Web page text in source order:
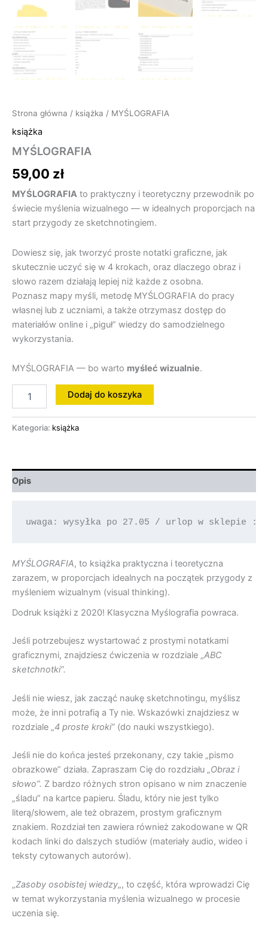
Strona główna / książka / MYŚLOGRAFIA
książka
MYŚLOGRAFIA
59,00 zł
MYŚLOGRAFIA to praktyczny i teoretyczny przewodnik po
świecie myślenia wizualnego — w idealnych proporcjach na
start przygody ze sketchnotingiem.
Dowiesz się, jak tworzyć proste notatki graficzne, jak
skutecznie uczyć się w 4 krokach, oraz dlaczego obraz i
słowo razem działają lepiej niż każde z osobna.
Poznasz mapy myśli, metodę MYŚLOGRAFIA do pracy
własnej lub z uczniami, a także otrzymasz dostęp do
materiałów online i „piguł” wiedzy do samodzielnego
wykorzystania.
MYŚLOGRAFIA — bo warto myśleć wizualnie.
Dodaj do koszyka
Kategoria: książka
Opis
uwaga: wysyłka po 27.05 / urlop w sklepie :-)
MYŚLOGRAFIA, to książka praktyczna i teoretyczna
zarazem, w proporcjach idealnych na początek przygody z
myśleniem wizualnym (visual thinking).
Dodruk książki z 2020! Klasyczna Myślografia powraca.
Jeśli potrzebujesz wystartować z prostymi notatkami
graficznymi, znajdziesz ćwiczenia w rozdziale „ABC
sketchnotki”.
Jeśli nie wiesz, jak zacząć naukę sketchnotingu, myślisz
może, że inni potrafią a Ty nie. Wskazówki znajdziesz w
rozdziale „4 proste kroki” (do nauki wszystkiego).
Jeśli nie do końca jesteś przekonany, czy takie „pismo
obrazkowe” działa. Zapraszam Cię do rozdziału „Obraz i
słowo”. Z bardzo różnych stron opisano w nim znaczenie
„śladu” na kartce papieru. Śladu, który nie jest tylko
literą/słowem, ale też obrazem, prostym graficznym
znakiem. Rozdział ten zawiera również zakodowane w QR
kodach linki do dalszych studiów (materiały audio, wideo i
teksty cytowanych autorów).
„Zasoby osobistej wiedzy„, to część, która wprowadzi Cię
w temat wykorzystania myślenia wizualnego w procesie
uczenia się.